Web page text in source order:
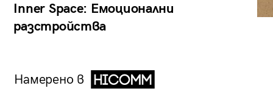
Inner Space: Емоционални
разстройства
Намерено в